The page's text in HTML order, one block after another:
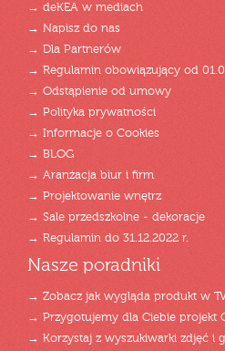
→ deKEA w mediach
→ Napisz do nas
→ Dla Partnerów
→ Regulamin obowiązujący od
→ Odstąpienie od umowy
→ Polityka prywatności
→ Informacje o Cookies
→ BLOG
→ Aranżacja biur i firm
→ Projektowanie wnętrz
→ Sale przedszkolne - dekoracje
→ Regulamin do 31.12.2022 r.
Nasze poradniki
→ Zobacz jak wygląda produkt w
→ Przygotujemy dla Ciebie projekt
→ Korzystaj z wyszukiwarki zdjęć i